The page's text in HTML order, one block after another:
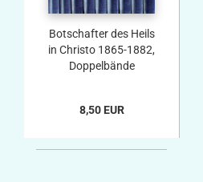
Botschafter des Heils
in Christo 1865-1882,
Doppelbände
8,50 EUR